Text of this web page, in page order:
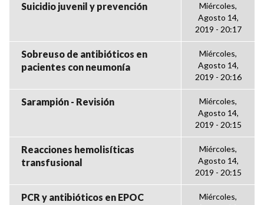
Suicidio juvenil y prevención
Miércoles,
Agosto 14,
2019 - 20:17
Sobreuso de antibióticos en
pacientes con neumonía
Miércoles,
Agosto 14,
2019 - 20:16
Sarampión - Revisión
Miércoles,
Agosto 14,
2019 - 20:15
Reacciones hemolisíticas
transfusional
Miércoles,
Agosto 14,
2019 - 20:15
PCR y antibióticos en EPOC
Miércoles,